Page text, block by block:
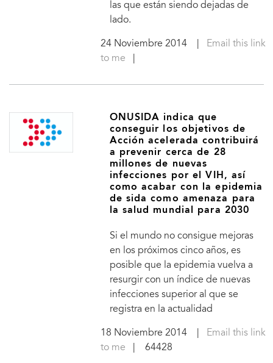
las que están siendo dejadas de
lado.
24 Noviembre 2014|
Email this link
to me
ONUSIDA indica que
conseguir los objetivos de
Acción acelerada contribuirá
a prevenir cerca de 28
millones de nuevas
infecciones por el VIH, así
como acabar con la epidemia
de sida como amenaza para
la salud mundial para 2030
Si el mundo no consigue mejoras
en los próximos cinco años, es
posible que la epidemia vuelva a
resurgir con un índice de nuevas
infecciones superior al que se
registra en la actualidad
18 Noviembre 2014|
Email this link
to me | 64428